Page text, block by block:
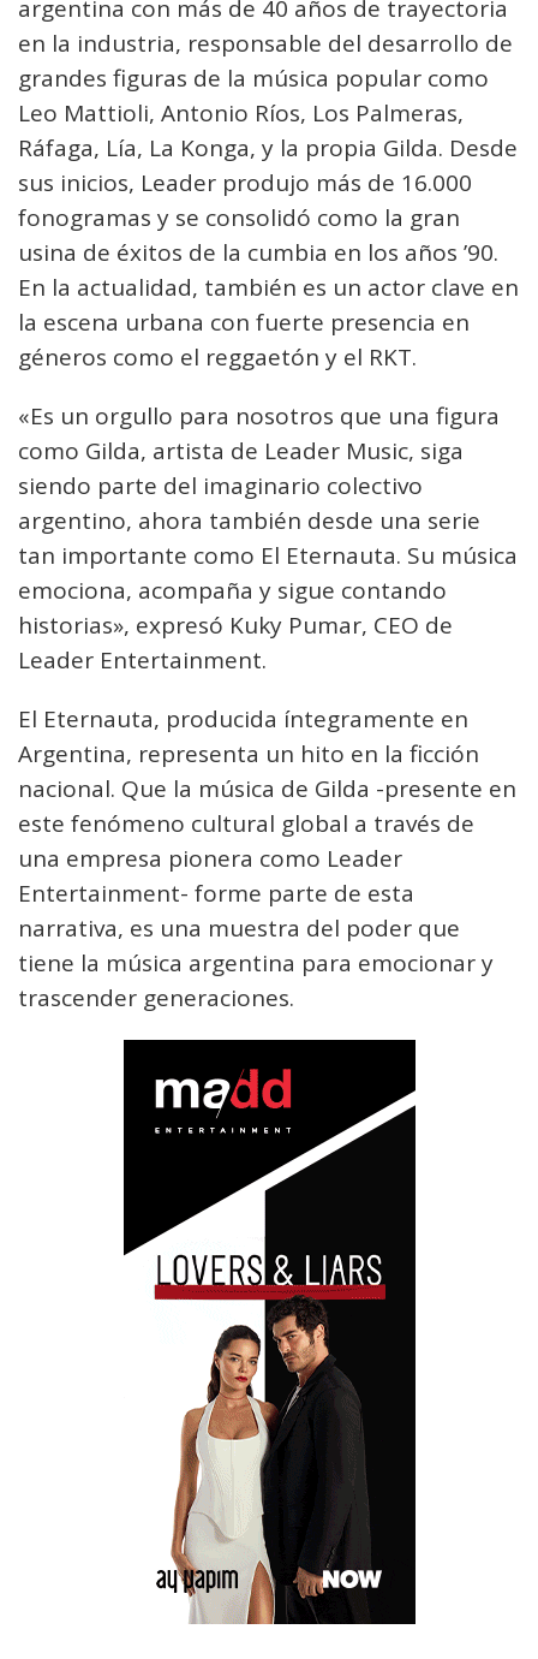
argentina con más de 40 años de trayectoria
en la industria, responsable del desarrollo de
grandes figuras de la música popular como
Leo Mattioli, Antonio Ríos, Los Palmeras,
Ráfaga, Lía, La Konga, y la propia Gilda. Desde
sus inicios, Leader produjo más de 16.000
fonogramas y se consolidó como la gran
usina de éxitos de la cumbia en los años ’90.
En la actualidad, también es un actor clave en
la escena urbana con fuerte presencia en
géneros como el reggaetón y el RKT.
«Es un orgullo para nosotros que una figura
como Gilda, artista de Leader Music, siga
siendo parte del imaginario colectivo
argentino, ahora también desde una serie
tan importante como El Eternauta. Su música
emociona, acompaña y sigue contando
historias», expresó Kuky Pumar, CEO de
Leader Entertainment.
El Eternauta, producida íntegramente en
Argentina, representa un hito en la ficción
nacional. Que la música de Gilda -presente en
este fenómeno cultural global a través de
una empresa pionera como Leader
Entertainment- forme parte de esta
narrativa, es una muestra del poder que
tiene la música argentina para emocionar y
trascender generaciones.